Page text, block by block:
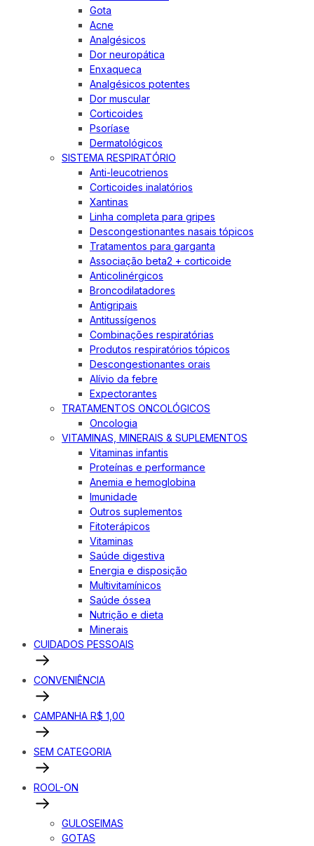
Gota
Acne
Analgésicos
Dor neuropática
Enxaqueca
Analgésicos potentes
Dor muscular
Corticoides
Psoríase
Dermatológicos
SISTEMA RESPIRATÓRIO
Anti-leucotrienos
Corticoides inalatórios
Xantinas
Linha completa para gripes
Descongestionantes nasais tópicos
Tratamentos para garganta
Associação beta2 + corticoide
Anticolinérgicos
Broncodilatadores
Antigripais
Antitussígenos
Combinações respiratórias
Produtos respiratórios tópicos
Descongestionantes orais
Alívio da febre
Expectorantes
TRATAMENTOS ONCOLÓGICOS
Oncologia
VITAMINAS, MINERAIS & SUPLEMENTOS
Vitaminas infantis
Proteínas e performance
Anemia e hemoglobina
Imunidade
Outros suplementos
Fitoterápicos
Vitaminas
Saúde digestiva
Energia e disposição
Multivitamínicos
Saúde óssea
Nutrição e dieta
Minerais
CUIDADOS PESSOAIS
CONVENIÊNCIA
CAMPANHA R$ 1,00
SEM CATEGORIA
ROOL-ON
GULOSEIMAS
GOTAS